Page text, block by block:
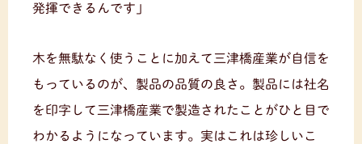
発揮できるんです」
木を無駄なく使うことに加えて三津橋産業が自信を
もっているのが、製品の品質の良さ。製品には社名
を印字して三津橋産業で製造されたことがひと目で
わかるようになっています。実はこれは珍しいこ